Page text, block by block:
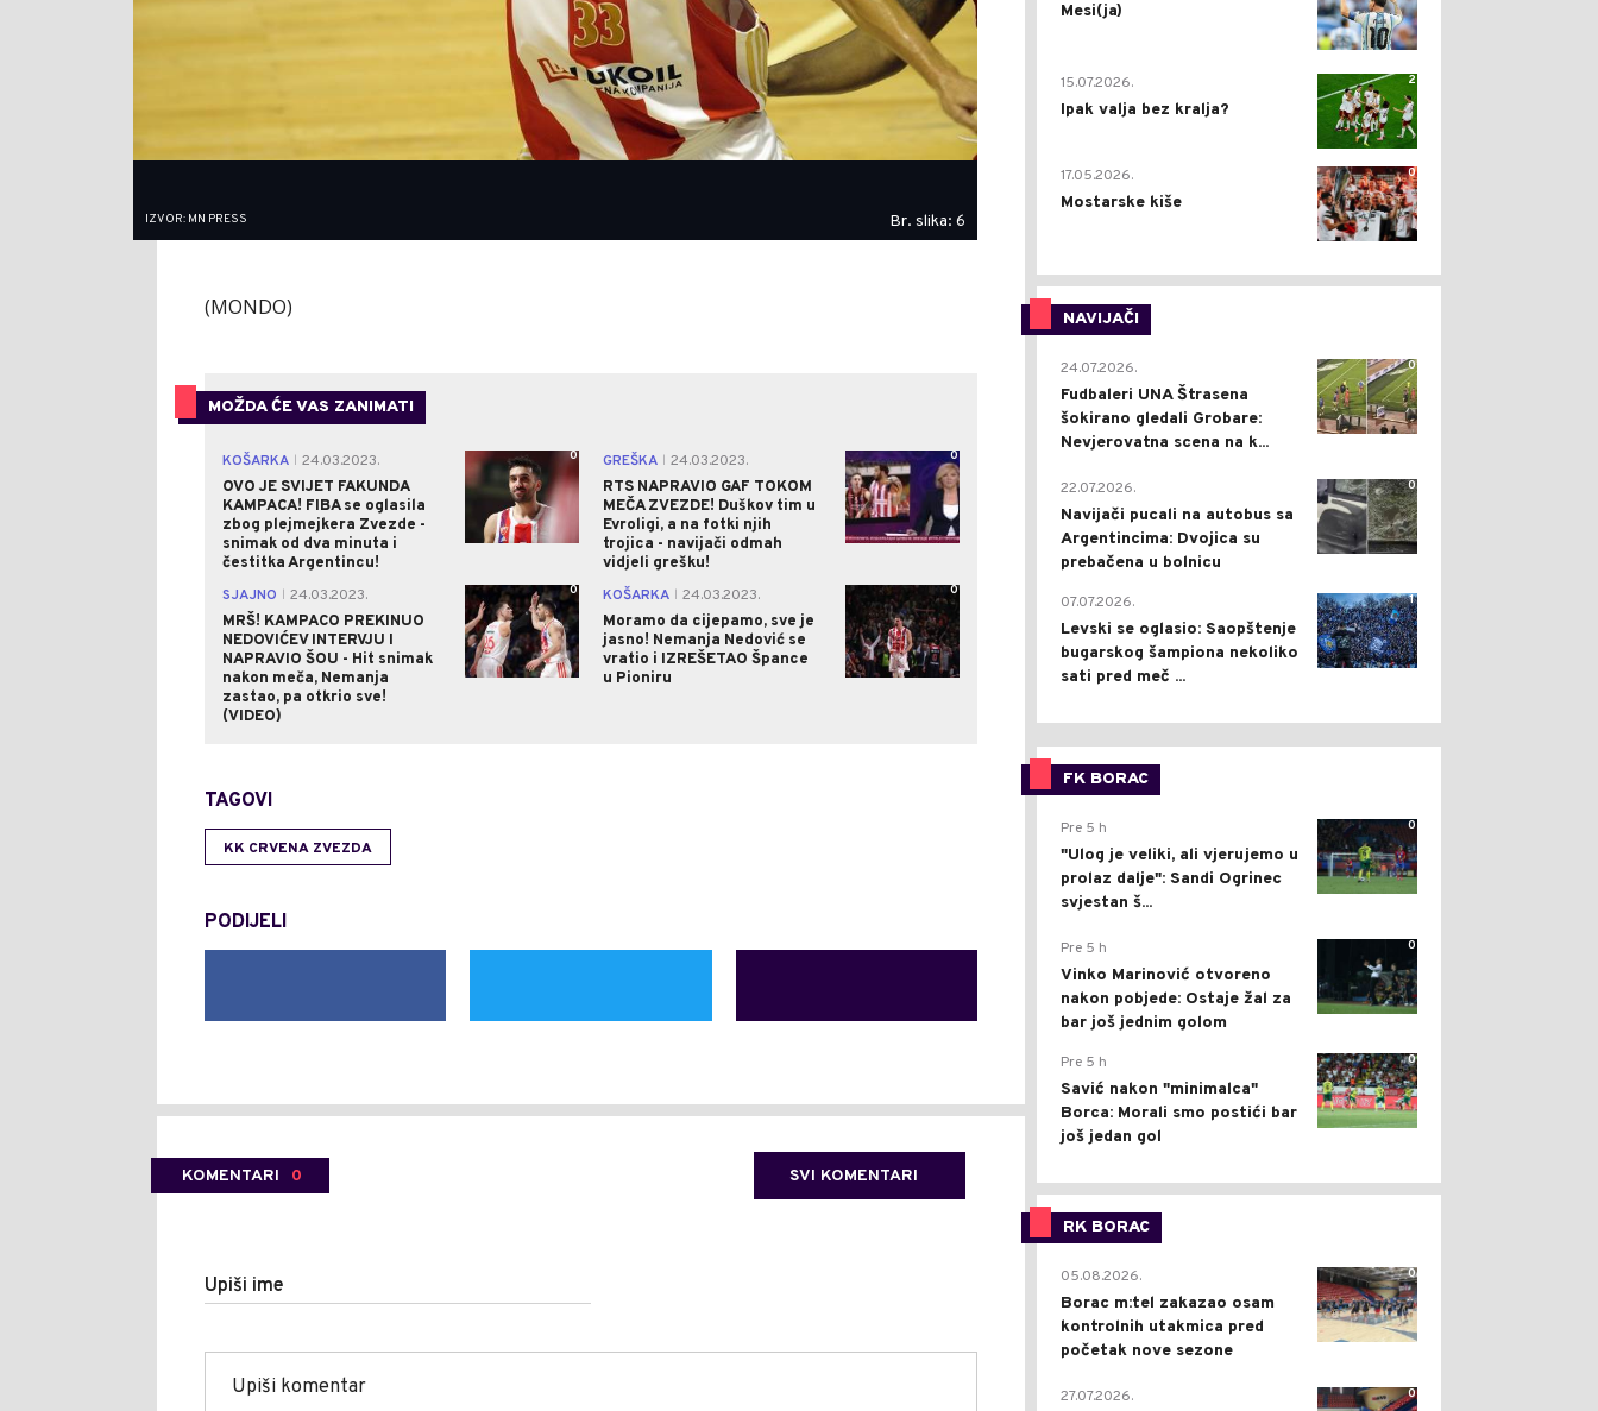
IZVOR: MN PRESS Br. slika: 6
(MONDO)
MOŽDA ĆE VAS ZANIMATI
KOŠARKA
24.03.2023.
OVO JE SVIJET FAKUNDA
KAMPACA! FIBA se oglasila
zbog plejmejkera Zvezde -
snimak od dva minuta i
čestitka Argentincu!
0 GREŠKA
24.03.2023.
RTS NAPRAVIO GAF TOKOM
MEČA ZVEZDE! Duškov tim u
Evroligi, a na fotki njih
trojica - navijači odmah
vidjeli grešku!
0
SJAJNO
24.03.2023.
MRŠ! KAMPACO PREKINUO
NEDOVIĆEV INTERVJU I
NAPRAVIO ŠOU - Hit snimak
nakon meča, Nemanja
zastao, pa otkrio sve!
(VIDEO)
0 KOŠARKA
24.03.2023.
Moramo da cijepamo, sve je
jasno! Nemanja Nedović se
vratio i IZREŠETAO Špance
u Pioniru
0
TAGOVI
KK CRVENA ZVEZDA
PODIJELI
KOMENTARI 0 SVI KOMENTARI
Upiši ime
Mesi(ja)
2
15.07.2026.
Ipak valja bez kralja?
0
17.05.2026.
Mostarske kiše
NAVIJAČI
0
24.07.2026.
Fudbaleri UNA Štrasena
šokirano gledali Grobare:
Nevjerovatna scena na k...
0
22.07.2026.
Navijači pucali na autobus sa
Argentincima: Dvojica su
prebačena u bolnicu
1
07.07.2026.
Levski se oglasio: Saopštenje
bugarskog šampiona nekoliko
sati pred meč ...
FK BORAC
0
Pre 5 h
"Ulog je veliki, ali vjerujemo u
prolaz dalje": Sandi Ogrinec
svjestan š...
0
Pre 5 h
Vinko Marinović otvoreno
nakon pobjede: Ostaje žal za
bar još jednim golom
0
Pre 5 h
Savić nakon "minimalca"
Borca: Morali smo postići bar
još jedan gol
RK BORAC
0
05.08.2026.
Borac m:tel zakazao osam
kontrolnih utakmica pred
početak nove sezone
0
27.07.2026.